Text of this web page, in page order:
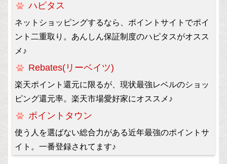
ハピタス
ネットショッピングするなら、ポイントサイトでポイ
ント二重取り。あんしん保証制度のハピタスがオスス
メ♪
Rebates(リーベイツ)
楽天ポイント還元に限るが、現状最強レベルのショッ
ピング還元率。楽天市場愛好家にオススメ♪
ポイントタウン
使う人を選ばない総合力がある近年最強のポイントサ
イト。一番登録されてます♪